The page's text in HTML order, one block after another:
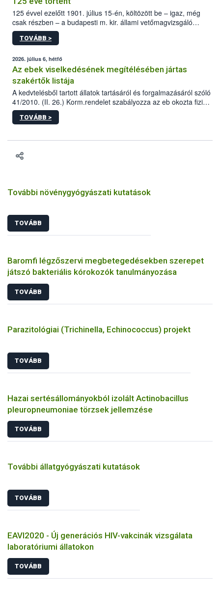
125 évvel ezelőtt 1901. július 15-én, költözött be – igaz, még
csak részben – a budapesti m. kir. állami vetőmagvizsgáló
állomás a Kis Rókus utca 15. szám alatti, Czigler Győző által
tervezett új épületébe.
TOVÁBB >
2026. július 6, hétfő
Az ebek viselkedésének megítélésében jártas
szakértők listája
A kedvtelésből tartott állatok tartásáról és forgalmazásáról szóló
41/2010. (II. 26.) Korm.rendelet szabályozza az eb okozta fizikai
sérülés, illetve ennek veszélye keletkezésekor felmerülő
hatósági feladatokat, valamint a veszélyes eb tartását és annak
vonni az ebek viselkedésének megítélésében jártas szakértőt.
TOVÁBB >
További növénygyógyászati kutatások
TOVÁBB
Baromfi légzőszervi megbetegedésekben szerepet
játszó bakteriális kórokozók tanulmányozása
TOVÁBB
Parazitológiai (Trichinella, Echinococcus) projekt
TOVÁBB
Hazai sertésállományokból izolált Actinobacillus
pleuropneumoniae törzsek jellemzése
TOVÁBB
További állatgyógyászati kutatások
TOVÁBB
EAVI2020 - Új generációs HIV-vakcinák vizsgálata
laboratóriumi állatokon
TOVÁBB